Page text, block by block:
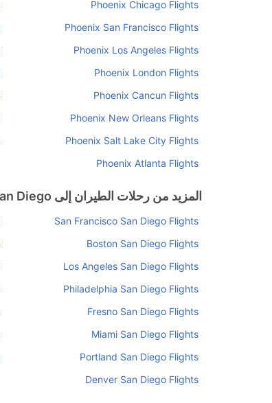
Phoenix Chicago Flights
Phoenix San Francisco Flights
Phoenix Los Angeles Flights
Phoenix London Flights
Phoenix Cancun Flights
Phoenix New Orleans Flights
Phoenix Salt Lake City Flights
Phoenix Atlanta Flights
المزيد من رحلات الطيران إلى San Diego
San Francisco San Diego Flights
Boston San Diego Flights
Los Angeles San Diego Flights
Philadelphia San Diego Flights
Fresno San Diego Flights
Miami San Diego Flights
Portland San Diego Flights
Denver San Diego Flights